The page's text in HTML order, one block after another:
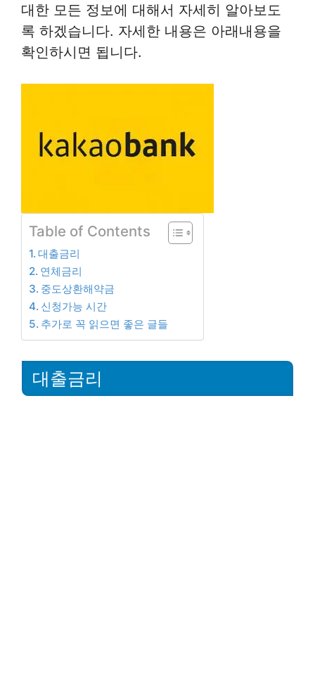
대한 모든 정보에 대해서 자세히 알아보도
록 하겠습니다. 자세한 내용은 아래내용을
확인하시면 됩니다.
Table of Contents
대출금리
연체금리
중도상환해약금
신청가능 시간
추가로 꼭 읽으면 좋은 글들
대출금리